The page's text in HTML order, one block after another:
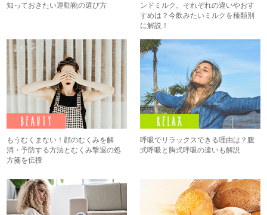
知っておきたい運動靴の選び方
ンドミルク。それぞれの違いやおす
すめは？今飲みたいミルクを種類別
に解説！
もうむくまない！顔のむくみを解
消・予防する方法とむくみ撃退の処
方箋を伝授
呼吸でリラックスできる理由は？腹
式呼吸と胸式呼吸の違いも解説